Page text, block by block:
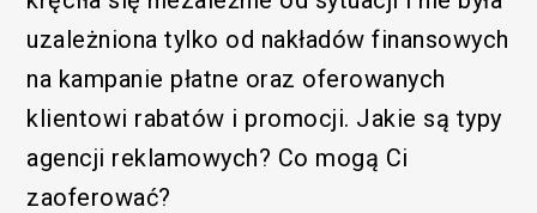
uzależniona tylko od nakładów finansowych
na kampanie płatne oraz oferowanych
klientowi rabatów i promocji. Jakie są typy
agencji reklamowych? Co mogą Ci
zaoferować?